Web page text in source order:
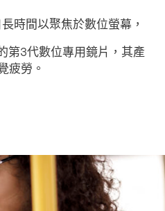
時間以聚焦於數位螢幕，
第3代數位專用鏡片，其產
疲勞。